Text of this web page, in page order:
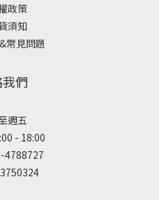
政策
須知
常見問題
們
週五
- 18:00
4788727